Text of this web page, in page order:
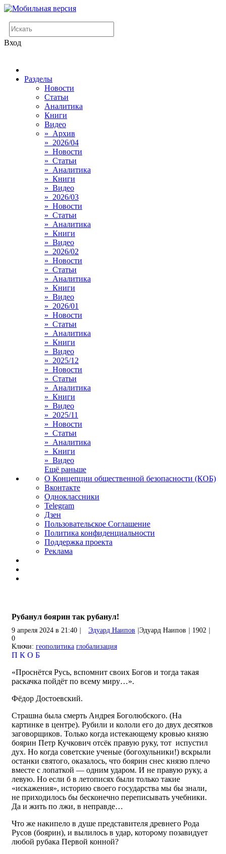
Вход
Разделы
Новости
Статьи
Аналитика
Книги
Видео
» Архив
» 2026/04
» Новости
» Статьи
» Аналитика
» Книги
» Видео
» 2026/03
» Новости
» Статьи
» Аналитика
» Книги
» Видео
» 2026/02
» Новости
» Статьи
» Аналитика
» Книги
» Видео
» 2026/01
» Новости
» Статьи
» Аналитика
» Книги
» Видео
» 2025/12
» Новости
» Статьи
» Аналитика
» Книги
» Видео
» 2025/11
» Новости
» Статьи
» Аналитика
» Книги
» Видео
Ещё раньше
О Концепции общественной безопасности (КОБ)
Вконтакте
Одноклассники
Telegram
Дзен
Пользовательское Соглашение
Политика конфиденциальности
Поддержка проекта
Реклама
Рубанул боярин так рубанул!
9 апреля 2024 в 21:40 Эдуард Наипов Эдуард Наипов 1902
0
Ключи: геополитика глобализация
П К О Б
«Проснётся Русь, вспомнит своих Богов и тогда такая
раскачка пойдёт по всему миру…».
Фёдор Достоевский.
Страшна была смерть Андрея Боголюбского. (На
картинке в центре). Рубили и кололи его до двух десятков
заговорщиков. Только когда истекающему кровью князю
боярин Петр Кучкович отсёк правую руку, тот испустил
дух. Но когда советские ученые (богохульники!) вскрыли
останки святого, оказалось, что боярин снес князю плечо
вместе с лопаткой — одним ударом. И не правую руку, а
левую. Но если б в летописях были только такие
«искажения», историю своего государства мы бы знали,
не приходилось бы бесконечно переписывать учебники.
Да и жить по лжи, в неправде…
Что же накипело в душе представителя древнего Рода
Русов (боярин), и вылилось в удар, которому позавидует
любой рубака Первой конной?